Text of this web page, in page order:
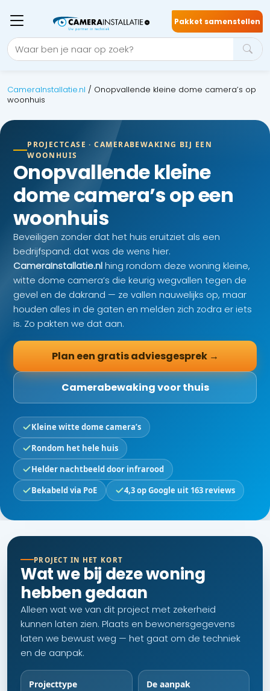
Pakket samenstellen
CameraInstallatie.nl / Onopvallende kleine dome camera’s op
woonhuis
PROJECTCASE · CAMERABEWAKING BIJ EEN
WOONHUIS
Onopvallende kleine
dome camera’s op een
woonhuis
Beveiligen zonder dat het huis eruitziet als een
bedrijfspand: dat was de wens hier.
CameraInstallatie.nlhing rondom deze woning kleine,
witte dome camera’s die keurig wegvallen tegen de
gevel en de dakrand — ze vallen nauwelijks op, maar
houden alles in de gaten en melden zich zodra er iets
is. Zo pakten we dat aan.
Plan een gratis adviesgesprek →
Camerabewaking voor thuis
Kleine witte dome camera’s
Rondom het hele huis
Helder nachtbeeld door infrarood
Bekabeld via PoE
4,3 op Google uit 163 reviews
PROJECT IN HET KORT
Wat we bij deze woning
hebben gedaan
Alleen wat we van dit project met zekerheid
kunnen laten zien. Plaats en bewonersgegevens
laten we bewust weg — het gaat om de techniek
en de aanpak.
Projecttype De aanpak